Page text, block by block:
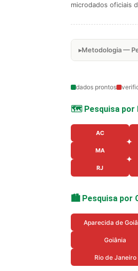
microdados oficiais
Metodologia —
dados prontos
🗺️ Pesquisa por
AC
MA
RJ
🏙️ Pesquisa por
Aparecida de
Goiânia
Rio de Janeiro